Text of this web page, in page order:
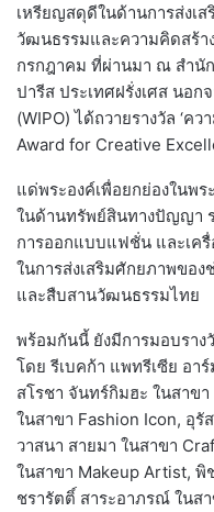
เหรียญสดุดีในด้านการส่งเ
วัฒนธรรมและความคิดสร้า
กรกฎาคม ที่ผ่านมา ณ สำนั
ปารีส ประเทศฝรั่งเศส นอ
(WIPO) ได้ถวายรางวัล ‘ค
Award for Creative
แด่พระองค์เพื่อยกย่องในพ
ในด้านทรัพย์สินทางปัญญา
การออกแบบแฟชั่น และเค
ในการส่งเสริมศักยภาพขอ
และสืบสานวัฒนธรรมไทย
พร้อมกันนี้ ยังมีการมอบราง
โดย รีเบคก้า แพทรีเซีย อา
สโรชา จันทร์กิมฮะ ในสาขา
ในสาขา Fashion Icon, อุรั
วาสนา สายมา ในสาขา
ในสาขา Makeup Artist,
ชรารัตติ์ สาระอาภรณ์ ในส